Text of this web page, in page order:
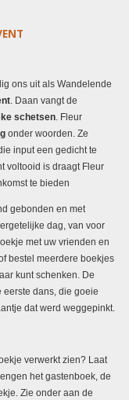
ons uit als Wandelende
. Daan vangt de
schetsen. Fleur
onder woorden. Ze
input een gedicht te
voltooid is draagt Fleur
te bieden
gebonden en met
dag, van voor
met uw vrienden en
bestel meerdere boekjes
kunt schenken. De
dans, die goeie
dat werd weggepinkt.
verwerkt zien? Laat
het gastenboek, de
Zie onder aan de